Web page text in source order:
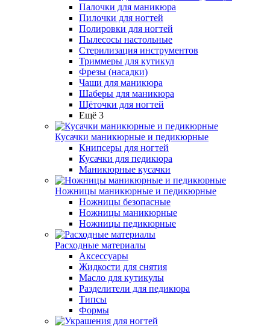
Палочки для маникюра
Пилочки для ногтей
Полировки для ногтей
Пылесосы настольные
Стерилизация инструментов
Триммеры для кутикул
Фрезы (насадки)
Чаши для маникюра
Шаберы для маникюра
Щёточки для ногтей
Ещё 3
Кусачки маникюрные и педикюрные
Книпсеры для ногтей
Кусачки для педикюра
Маникюрные кусачки
Ножницы маникюрные и педикюрные
Ножницы безопасные
Ножницы маникюрные
Ножницы педикюрные
Расходные материалы
Аксессуары
Жидкости для снятия
Масло для кутикулы
Разделители для педикюра
Типсы
Формы